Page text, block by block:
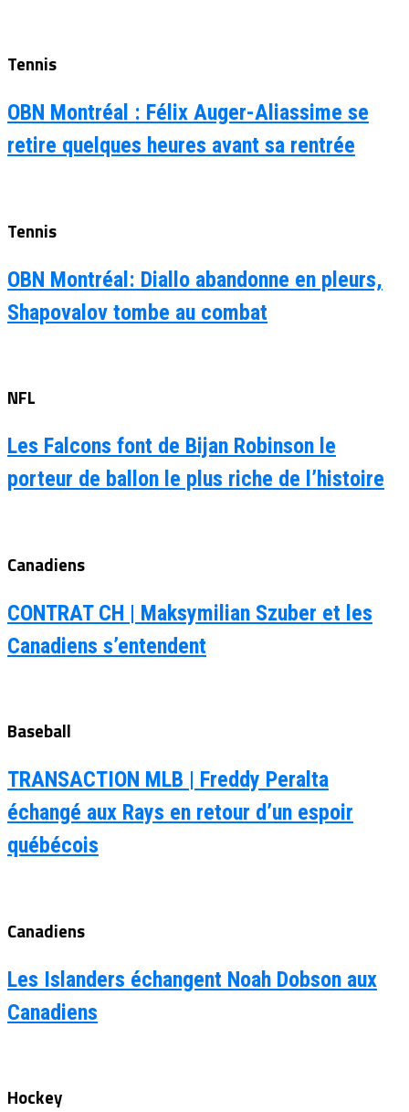
Tennis
OBN Montréal : Félix Auger-Aliassime se
retire quelques heures avant sa rentrée
Tennis
OBN Montréal: Diallo abandonne en pleurs,
Shapovalov tombe au combat
NFL
Les Falcons font de Bijan Robinson le
porteur de ballon le plus riche de l’histoire
Canadiens
CONTRAT CH | Maksymilian Szuber et les
Canadiens s’entendent
Baseball
TRANSACTION MLB | Freddy Peralta
échangé aux Rays en retour d’un espoir
québécois
Canadiens
Les Islanders échangent Noah Dobson aux
Canadiens
Hockey